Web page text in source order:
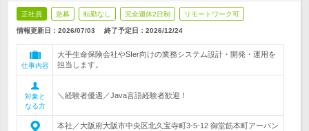
正社員 急募 転勤なし 完全週休2日制 リモートワーク可
情報更新日：2026/07/03 終了予定日： 2026/12/24
仕事内容
大手生命保険会社やSIer向けの業務システム設計・開発・運用を
担当します。
対象と
なる方
＼経験者優遇／Java言語経験者歓迎！
本社／大阪府大阪市中央区北久宝寺町3-5-12 御堂筋本町アーバン